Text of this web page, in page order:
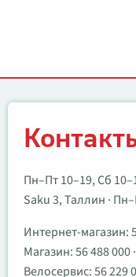
Контакты
Пн–Пт 10–19, Сб
Saku 3, Таллин ·
Интернет-магазин:
Магазин:56 488 000·
Велосервис:56 229